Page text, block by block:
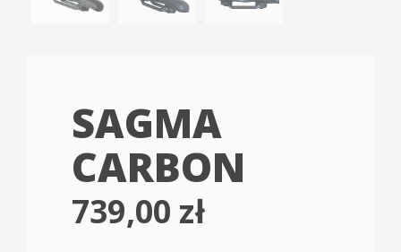
SAGMA
CARBON
739,00 zł